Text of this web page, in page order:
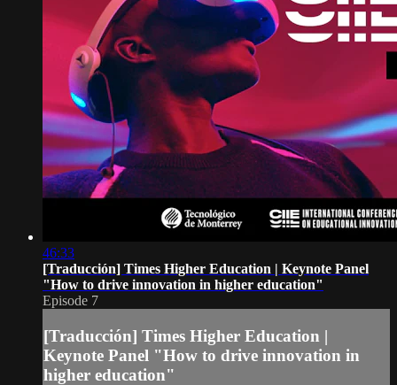
46:33
[Traducción] Times Higher Education | Keynote Panel
"How to drive innovation in higher education"
Episode 7
[Traducción] Times Higher Education |
Keynote Panel "How to drive innovation in
higher education"